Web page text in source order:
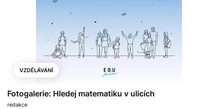
VZDĚLÁVÁNÍ
Fotogalerie: Hledej matematiku v ulicích
redakce